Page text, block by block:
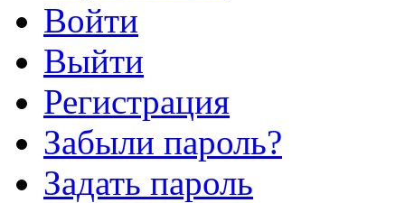
Войти
Выйти
Регистрация
Забыли пароль?
Задать пароль